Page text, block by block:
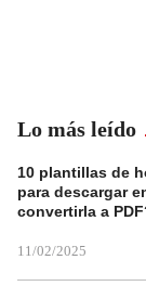
Lo más leído
10 plantillas de
para descargar
convertirla a
11/02/2025